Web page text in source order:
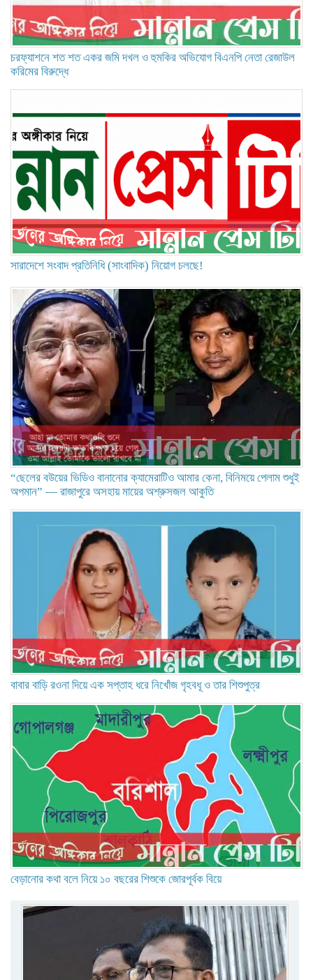
চরফ্যাশনে শত শত একর জমি দখল ও হুমকির অভিযোগ বিএনপি নেতা রেজাউল
করিমের বিরুদ্ধে
সারাদেশে সংবাদ প্রতিনিধি (সাংবাদিক) নিয়োগ চলছে!
“ছেলের বউয়ের ভিডিও বানানোর ক্যামেরাটিও আমার কেনা, বিনিময়ে পেলাম শুধুই
অপমান” — রাজাপুরে অসহায় মায়ের অশ্রুসজল আকুতি
বাবার বাড়ি রওনা দিয়ে এক সপ্তাহ ধরে নিখোঁজ গৃহবধূ ও তার শিশুপুত্র
বেড়ানোর কথা বলে নিয়ে ১০ বছরের শিশুকে জোরপূর্বক বিয়ে